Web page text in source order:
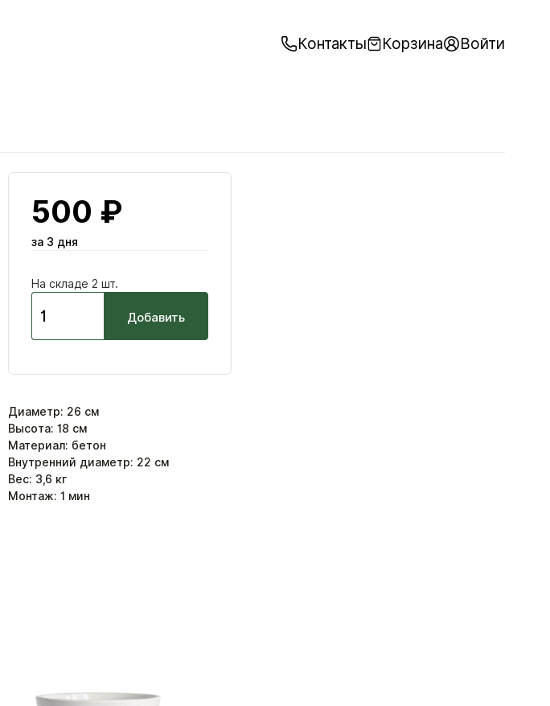
Контакты Корзина Войти
500 ₽
за 3 дня
На складе 2 шт.
Добавить
Диаметр: 26 см
Высота: 18 см
Материал: бетон
Внутренний диаметр: 22 см
Вес: 3,6 кг
Монтаж: 1 мин